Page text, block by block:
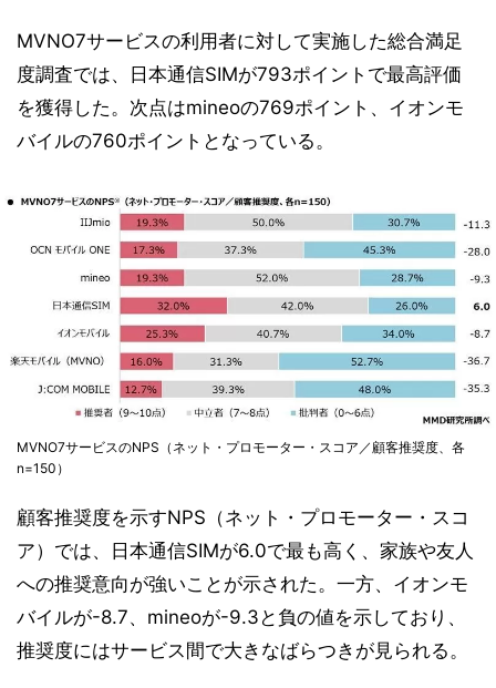
MVNO7サービスの利用者に対して実施した総合満足
度調査では、日本通信SIMが793ポイントで最高評価
を獲得した。次点はmineoの769ポイント、イオンモ
バイルの760ポイントとなっている。
MVNO7サービスのNPS（ネット・プロモーター・スコア／顧客推奨度、各
n=150）
顧客推奨度を示すNPS（ネット・プロモーター・スコ
ア）では、日本通信SIMが6.0で最も高く、家族や友人
への推奨意向が強いことが示された。一方、イオンモ
バイルが-8.7、mineoが-9.3と負の値を示しており、
推奨度にはサービス間で大きなばらつきが見られる。